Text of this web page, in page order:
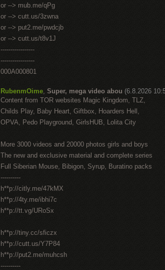
or --> mub.me/qPg
or --> cutt.us/3zwna
or --> put2.me/pwdcjb
or --> cutt.us/t8v1J
-----------------
-----------------
000A000801
RubenmOime, Super, mega video abou (6.8.2026
Content from TOR websites Magic Kingdom, TLZ,
Childs Play, Baby Heart, Giftbox, Hoarders Hell,
OPVA, Pedo Playground, GirlsHUB, Lolita City
More 3000 videos and 20000 photos girls and boys
The new and exclusive material and complete series
Full Siberian Mouse, Bibigon, Syrup, Buratino packs
----------
h**p://citly.me/47kMX
h**p://4ty.me/ibhi7c
h**p://tt.vg/URoSx
h**p://tiny.cc/sficzx
h**p://cutt.us/Y7P84
h**p://put2.me/muhcsh
----------